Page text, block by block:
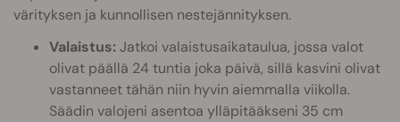
värityksen ja kunnollisen nestejännityksen.
Valaistus: Jatkoi valaistusaikataulua, jossa valot
olivat päällä 24 tuntia joka päivä, sillä kasvini olivat
vastanneet tähän niin hyvin aiemmalla viikolla.
Säädin valojeni asentoa ylläpitääkseni 35 cm